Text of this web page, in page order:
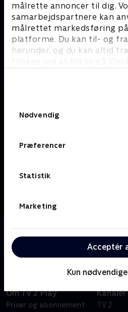
målrette annoncer til dig.
samarbejdspartnere kan
målrettet markedsføring
platforme. Du kan til- og
herunder, og du kan altid
tilbage ved at klikke på
Nødvendig
Præferencer
Statistik
Marketing
Acceptér
Kun
19 News
Nyheder
Se 19.30-nyhederne fra TV2
Om TV 2 Play
Priser og abonnement
Kanaler
TV 2